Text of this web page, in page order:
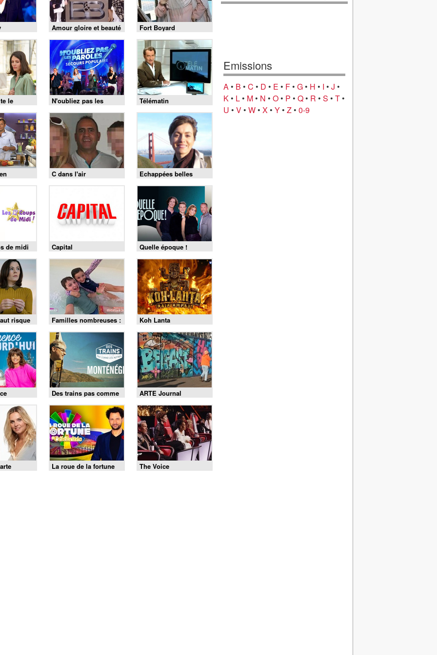
Amour gloire et beauté Fort Boyard
le N'oubliez pas les
paroles
Télématin
C dans l'air Echappées belles
de midi Capital Quelle époque !
risque Familles nombreuses :
la vie en XXL
Koh Lanta
Des trains pas comme
les autres
ARTE Journal
La roue de la fortune The Voice
Emissions
A • B • C • D • E • F • G • H • I • J •
K • L • M • N • O • P • Q • R • S • T •
U • V • W • X • Y • Z • 0-9